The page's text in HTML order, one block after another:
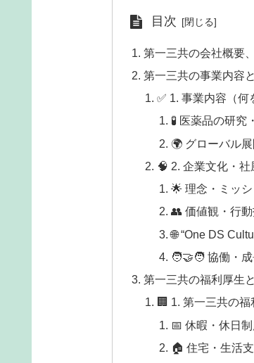
目次
第一三共の会社概要
第一三共の事業内容
✅ 1. 事業内容（何
🧪 医薬品の研
🌍 グローバル
🧠 2. 企業文化・社
🌟 理念・ミッ
👥 価値観・行
🌐 “One DS
🧑‍🤝‍🧑 協働・
第一三共の福利厚生
🏢 1. 第一三共の福
📅 休暇・休日
🏠 住宅・生活